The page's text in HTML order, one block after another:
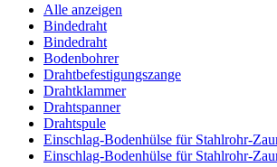
Alle anzeigen
Bindedraht
Bindedraht
Bodenbohrer
Drahtbefestigungszange
Drahtklammer
Drahtspanner
Drahtspule
Einschlag-Bodenhülse für Stahlrohr-
Einschlag-Bodenhülse für Stahlrohr-